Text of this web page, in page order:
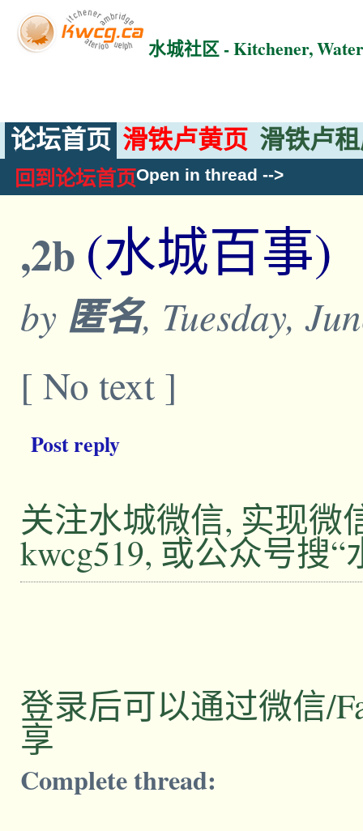
水城社区 - Kitchener,
论坛首页 滑铁卢黄页 滑铁卢
回到论坛首页Open in thread -->
,2b (水城百事)
by 匿名, Tuesday,
[ No text ]
Post reply
关注水城微信, 实现微
kwcg519, 或公众号搜“
登录后可以通过微信/
享
Complete thread: